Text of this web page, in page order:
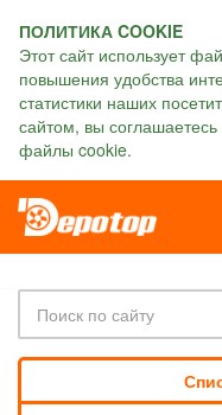
ПОЛИТИКА COOKIE
Этот сайт использует
повышения удобства
статистики наших
сайтом, вы
файлы cookie.